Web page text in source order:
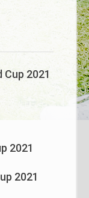
2021
2021
2021